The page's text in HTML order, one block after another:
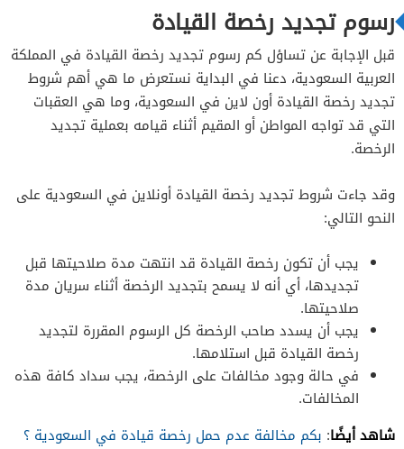
رسوم تجديد رخصة القيادة
قبل الإجابة عن تساؤل كم رسوم تجديد رخصة القيادة في المملكة
العربية السعودية، دعنا في البداية نستعرض ما هي أهم شروط
تجديد رخصة القيادة أون لاين في السعودية، وما هي العقبات
التي قد تواجه المواطن أو المقيم أثناء قيامه بعملية تجديد
الرخصة.
وقد جاءت شروط تجديد رخصة القيادة أونلاين في السعودية على
النحو التالي:
يجب أن تكون رخصة القيادة قد انتهت مدة صلاحيتها قبل
تجديدها، أي أنه لا يسمح بتجديد الرخصة أثناء سريان مدة
صلاحيتها.
يجب أن يسدد صاحب الرخصة كل الرسوم المقررة لتجديد
رخصة القيادة قبل استلامها.
في حالة وجود مخالفات على الرخصة، يجب سداد كافة هذه
المخالفات.
شاهد أيضًا: بكم مخالفة عدم حمل رخصة قيادة في السعودية ؟